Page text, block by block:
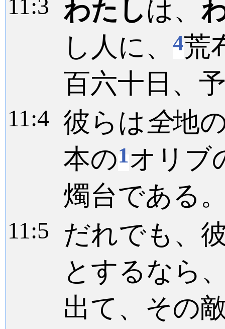
11:3 わたしは、
し人に、
4荒
百六十日、
11:4 彼らは全地
本の1オリブ
燭台である
11:5
だれでも、
とするなら
出て、その